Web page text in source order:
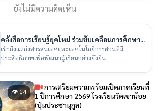
ยังไม่มีความคิดเห็น
คลังสื่อการเรียนรู้ยุคใหม่ ร่วมขับเคลื่อนการศึกษา
ไทย
เข้าถึงแหล่งสารสนเทศและเทคโนโลยีการสอนที่มี
ประสิทธิภาพเพื่อพัฒนาผู้เรียนอย่างยั่งยืน
👁 14
การเตรียมความพร้อมเปิดภาคเรียนที่
1 ปีการศึกษา 2569 โรงเรียนวัดเขาน้อย
(ปุ่นประชานุกูล)